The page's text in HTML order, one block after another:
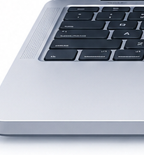
A1286)
А2159/
A1398)